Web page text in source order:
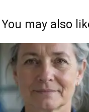
You may also